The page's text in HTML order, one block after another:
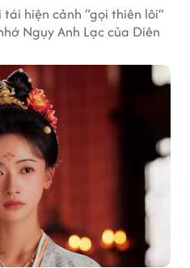
hiện cảnh “gọi thiên lôi”
Ngụy Anh Lạc của Diên